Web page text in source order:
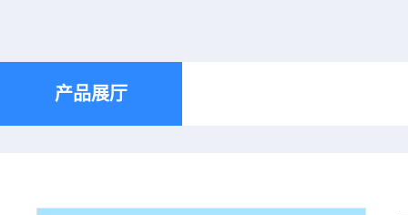
产品展厅